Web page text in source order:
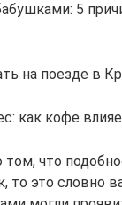
5
на поезде в
как кофе
что
то это словно